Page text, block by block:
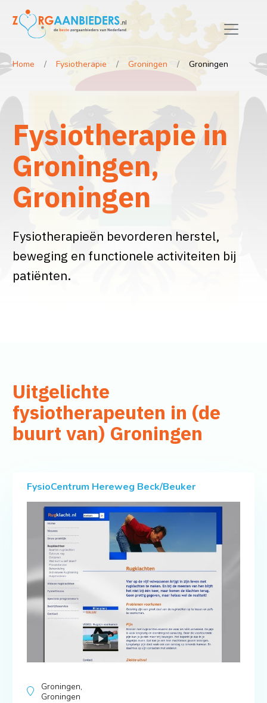
Home Fysiotherapie Groningen Groningen
Fysiotherapie in
Groningen,
Groningen
Fysiotherapieën bevorderen herstel,
beweging en functionele activiteiten bij
patiënten.
Uitgelichte
fysiotherapeuten in (de
buurt van) Groningen
FysioCentrum Hereweg Beck/Beuker
Groningen,
Groningen